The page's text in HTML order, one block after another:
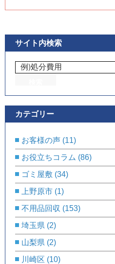
サイト内検索
カテゴリー
お客様の声 (11)
お役立ちコラム (86)
ゴミ屋敷 (34)
上野原市 (1)
不用品回収 (153)
埼玉県 (2)
山梨県 (2)
川崎区 (10)